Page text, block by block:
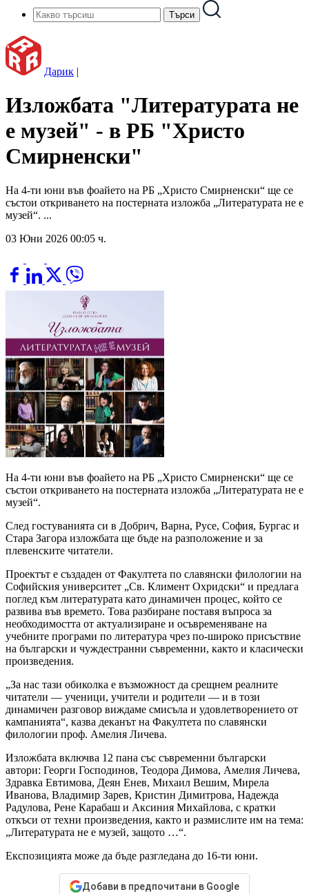
Дарик |
Изложбата "Литературата не
е музей" - в РБ "Христо
Смирненски"
На 4-ти юни във фоайето на РБ „Христо Смирненски“ ще се
състои откриването на постерната изложба „Литературата не е
музей“. ...
03 Юни 2026 00:05 ч.
На 4-ти юни във фоайето на РБ „Христо Смирненски“ ще се
състои откриването на постерната изложба „Литературата не е
музей“.
След гостуванията си в Добрич, Варна, Русе, София, Бургас и
Стара Загора изложбата ще бъде на разположение и за
плевенските читатели.
Проектът е създаден от Факултета по славянски филологии на
Софийския университет „Св. Климент Охридски“ и предлага
поглед към литературата като динамичен процес, който се
развива във времето. Това разбиране поставя въпроса за
необходимостта от актуализиране и осъвременяване на
учебните програми по литература чрез по-широко присъствие
на български и чуждестранни съвременни, както и класически
произведения.
„За нас тази обиколка е възможност да срещнем реалните
читатели — ученици, учители и родители — и в този
динамичен разговор виждаме смисъла и удовлетворението от
кампанията“, казва деканът на Факултета по славянски
филологии проф. Амелия Личева.
Изложбата включва 12 пана със съвременни български
автори: Георги Господинов, Теодора Димова, Амелия Личева,
Здравка Евтимова, Деян Енев, Михаил Вешим, Мирела
Иванова, Владимир Зарев, Кристин Димитрова, Надежда
Радулова, Рене Карабаш и Аксиния Михайлова, с кратки
откъси от техни произведения, както и размислите им на тема:
„Литературата не е музей, защото …“.
Експозицията може да бъде разгледана до 16-ти юни.
Добави в предпочитани в Google